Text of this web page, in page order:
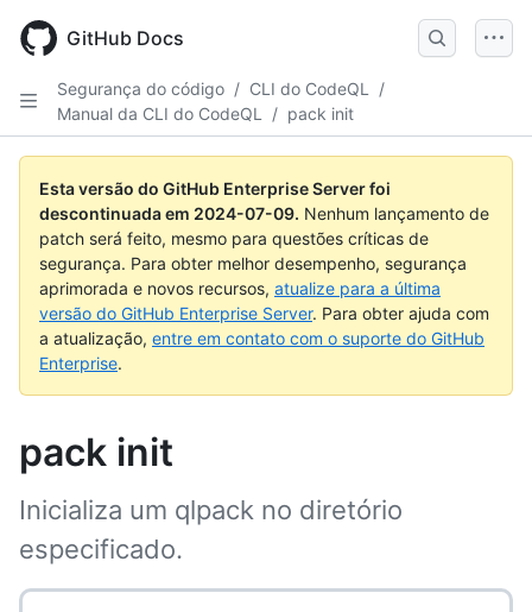
main
GitHub Docs
Segurança do código / CLI do CodeQL
/
Manual da CLI do CodeQL
/ pack init
Esta versão do GitHub Enterprise Server foi
descontinuada em 2024-07-09. Nenhum lançamento de
patch será feito, mesmo para questões críticas de
segurança. Para obter melhor desempenho, segurança
aprimorada e novos recursos, atualize para a última
versão do GitHub Enterprise Server. Para obter ajuda com
a atualização, entre em contato com o suporte do GitHub
Enterprise.
pack init
Inicializa um qlpack no diretório
especificado.